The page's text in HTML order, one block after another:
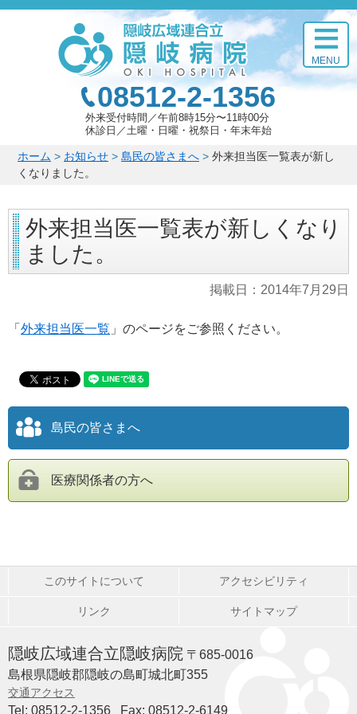
このページの本文へ
08512-2-1356
外来受付時間
午前8時15分〜11時00分
休診日
土曜・日曜・祝祭日・年末年始
MENU
こ
の
ー
ジ
の
位
置:
ホーム > お知らせ > 島民の皆さまへ > 外来担当医一覧表が新し
くなりました。
外来担当医一覧表が新しくなり
ました。
掲載日： 2014年7月29日
「 外来担当医一覧 」のページをご参照ください。
島民の皆さまへ
医療関係者の方へ
このサイトについて アクセシビリティ
リンク サイトマップ
隠岐広域連合立隠岐病院 〒685-0016
島根県隠岐郡隠岐の島町城北町355
交通アクセス
Tel: 08512-2-1356 Fax: 08512-2-6149